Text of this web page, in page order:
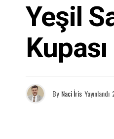
Yeşil
Kupası
By Naci İris Yayınlandı